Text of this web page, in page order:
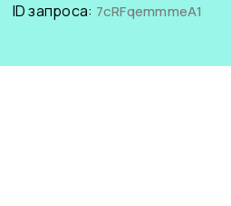
ID запроса: 7cRFqemmmeA1